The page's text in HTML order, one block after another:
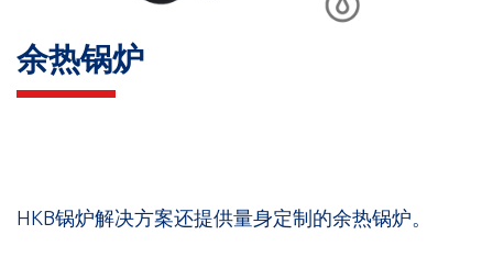
余热锅炉
HKB锅炉解决方案还提供量身定制的余热锅炉。